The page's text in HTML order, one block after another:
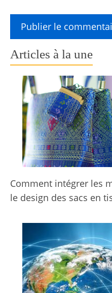
Articles à la une
Comment intégrer les
le design des sacs en